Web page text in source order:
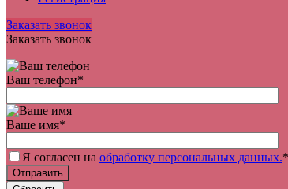
Заказать звонок
Заказать звонок
Ваш телефон*
Ваше имя*
Я согласен на обработку персональных данных.*